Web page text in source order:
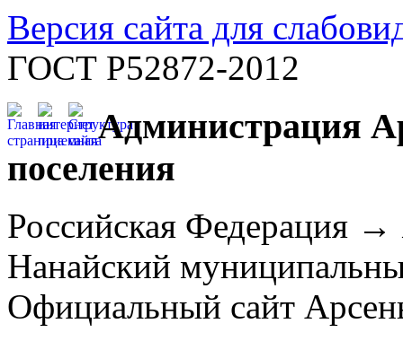
Версия сайта для
ГОСТ Р52872-2012
Администрация
поселения
Российская Федерация
Нанайский
Официальный сайт